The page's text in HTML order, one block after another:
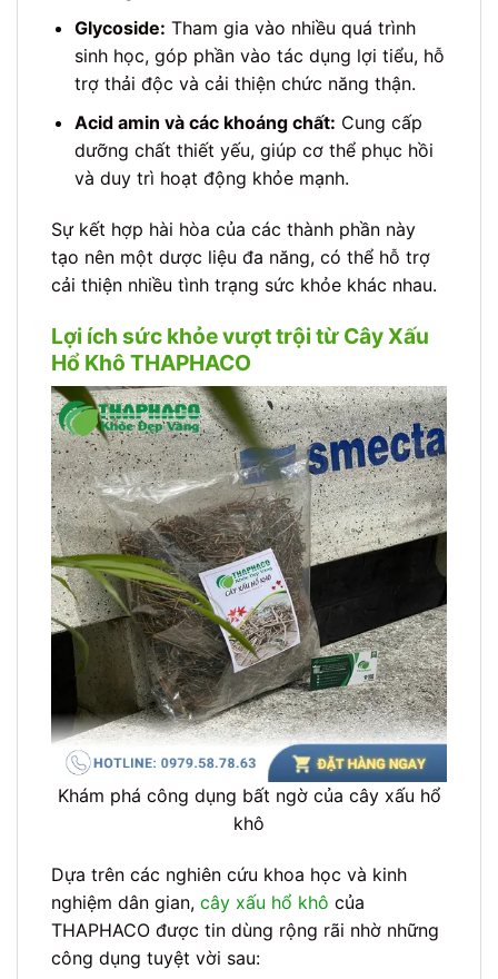
Glycoside: Tham gia vào nhiều quá trình
sinh học, góp phần vào tác dụng lợi tiểu, hỗ
trợ thải độc và cải thiện chức năng thận.
Acid amin và các khoáng chất: Cung cấp
dưỡng chất thiết yếu, giúp cơ thể phục hồi
và duy trì hoạt động khỏe mạnh.
Sự kết hợp hài hòa của các thành phần này
tạo nên một dược liệu đa năng, có thể hỗ trợ
cải thiện nhiều tình trạng sức khỏe khác nhau.
Lợi ích sức khỏe vượt trội từ Cây Xấu
Hổ Khô THAPHACO
Khám phá công dụng bất ngờ của cây xấu hổ
khô
Dựa trên các nghiên cứu khoa học và kinh
nghiệm dân gian, cây xấu hổ khô của
THAPHACO được tin dùng rộng rãi nhờ những
công dụng tuyệt vời sau: